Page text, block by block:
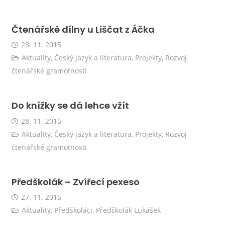
Čtenářské dílny u Liščat z Áčka
28. 11. 2015
Aktuality, Český jazyk a literatura, Projekty, Rozvoj
čtenářské gramotnosti
Do knížky se dá lehce vžít
28. 11. 2015
Aktuality, Český jazyk a literatura, Projekty, Rozvoj
čtenářské gramotnosti
Předškolák – Zvířecí pexeso
27. 11. 2015
Aktuality, Předškoláci, Předškolák Lukášek